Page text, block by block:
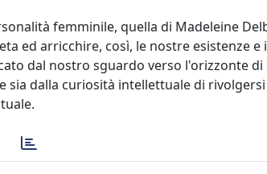
femminile, quella di Madeleine
ed arricchire, così, le nostre esistenze e i
dal nostro sguardo verso l'orizzonte di
sia dalla curiosità intellettuale di